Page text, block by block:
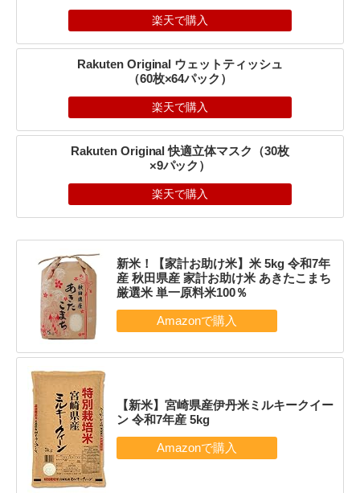
楽天で購入
Rakuten Original ウェットティッシュ
（60枚×64パック）
楽天で購入
Rakuten Original 快適立体マスク（30枚
×9パック）
楽天で購入
新米！【家計お助け米】米 5kg 令和7年
産 秋田県産 家計お助け米 あきたこまち
厳選米 単一原料米100％
【新米】宮崎県産伊丹米ミルキークイー
ン 令和7年産 5kg